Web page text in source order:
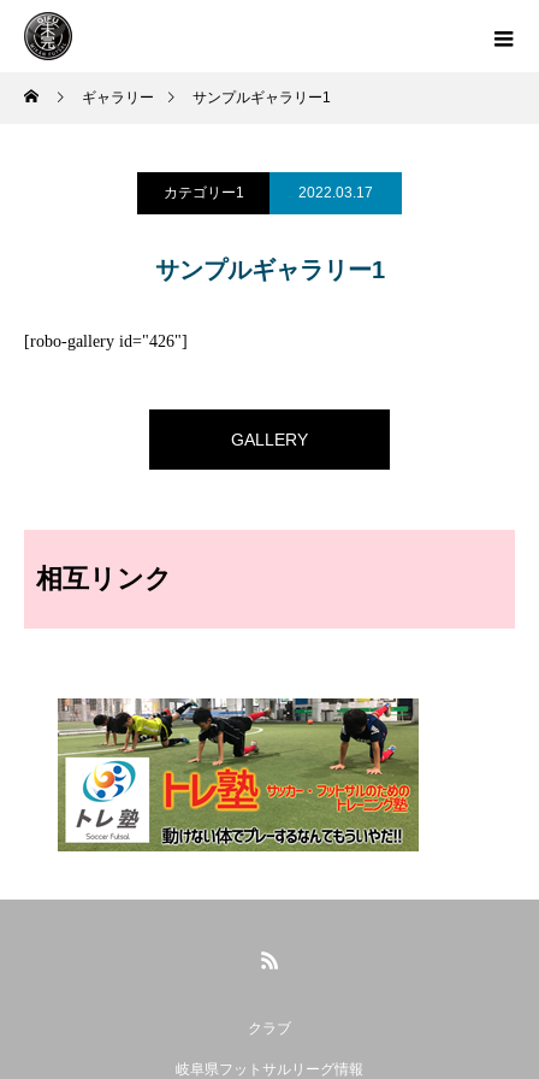
ギャラリー サンプルギャラリー1
カテゴリー1 2022.03.17
サンプルギャラリー1
[robo-gallery id="426"]
GALLERY
相互リンク
クラブ
岐阜県フットサルリーグ情報